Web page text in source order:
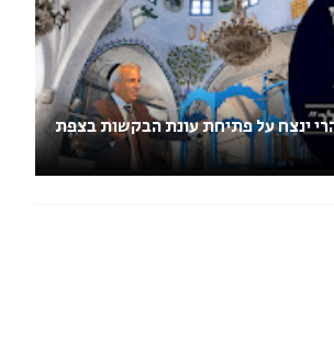
ינצח על פתיחת עונת הבקשות בצפת